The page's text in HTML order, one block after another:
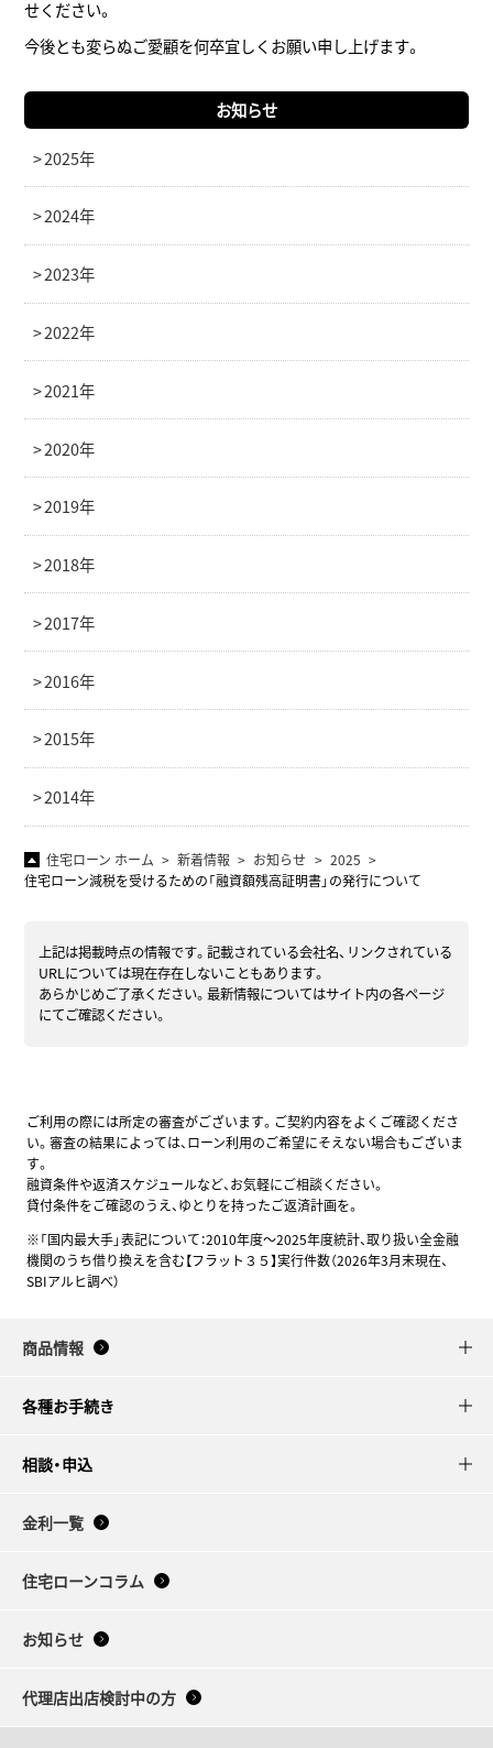
せください。
今後とも変らぬご愛顧を何卒宜しくお願い申し上げます。
お知らせ
2025年
2024年
2023年
2022年
2021年
2020年
2019年
2018年
2017年
2016年
2015年
2014年
住宅ローン ホーム 新着情報 お知らせ
2025
住宅ローン減税を受けるための「融資額残高証明書」の発行について
上記は掲載時点の情報です。記載されている会社名、リンクされている
URLについては現在存在しないこともあります。
あらかじめご了承ください。最新情報についてはサイト内の各ページ
にてご確認ください。
ご利用の際には所定の審査がございます。ご契約内容をよくご確認くださ
い。審査の結果によっては、ローン利用のご希望にそえない場合もございま
す。
融資条件や返済スケジュールなど、お気軽にご相談ください。
貸付条件をご確認のうえ、ゆとりを持ったご返済計画を。
※「国内最大手」表記について：2010年度～2025年度統計、取り扱い全金融
機関のうち借り換えを含む【フラット３５】実行件数（2026年3月末現在、
SBIアルヒ調べ）
商品情報
各種お手続き
相談・申込
金利一覧
住宅ローンコラム
お知らせ
代理店出店検討中の方